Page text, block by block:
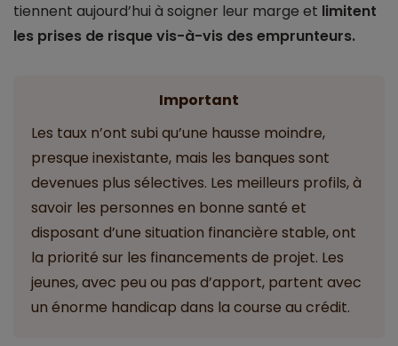
tiennent aujourd’hui à soigner leur marge et limitent
les prises de risque vis-à-vis des emprunteurs.
Important
Les taux n’ont subi qu’une hausse moindre,
presque inexistante, mais les banques sont
devenues plus sélectives. Les meilleurs profils, à
savoir les personnes en bonne santé et
disposant d’une situation financière stable, ont
la priorité sur les financements de projet. Les
jeunes, avec peu ou pas d’apport, partent avec
un énorme handicap dans la course au crédit.